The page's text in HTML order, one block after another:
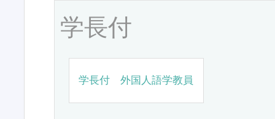
学長付
学長付 外国人語学教員